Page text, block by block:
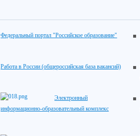
Федеральный портал "Российское образование"
Работа в России (общероссийская база вакансий)
Электронный
информационно-образовательный комплекс